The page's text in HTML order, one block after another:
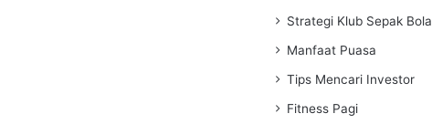
Strategi Klub Sepak Bola
Manfaat Puasa
Tips Mencari Investor
Fitness Pagi